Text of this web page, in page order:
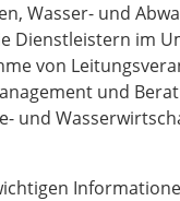
Wasser- und
Dienstleistern im
von
und
und